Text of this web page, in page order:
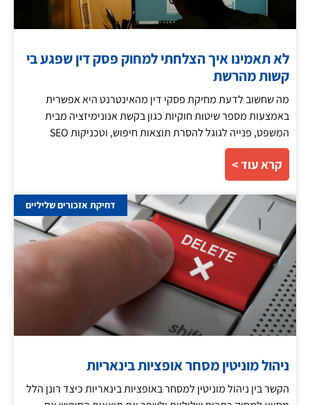
לא תאמינו איך הצלחתי למחוק פסק דין שפגע בי
קשות מהרשת
מה שחשוב לדעת מחיקת פסקי דין מהאינטרנט היא אפשרית
באמצעות מספר שיטות חוקיות כגון בקשת אנונימיזציה מבית
המשפט, פנייה לגוגל להסרת תוצאות חיפוש, וטכניקות SEO
קרא עוד >
דחיקת אזכורים שליליים
ניהול מוניטין מסחר אופציות בינאריות
הקשר בין ניהול מוניטין למסחר באופציות בינאריות כיצד רונן הלל